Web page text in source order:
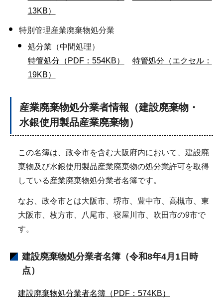
13KB）
特別管理産業廃棄物処分業
処分業（中間処理）
特管処分（PDF：554KB）
特管処分（エクセル：
19KB）
産業廃棄物処分業者情報（建設廃棄物・
水銀使用製品産業廃棄物）
この名簿は、政令市を含む大阪府内において、建設廃
棄物及び水銀使用製品産業廃棄物の処分業許可を取得
している産業廃棄物処分業者名簿です。
なお、政令市とは大阪市、堺市、豊中市、高槻市、東
大阪市、枚方市、八尾市、寝屋川市、吹田市の9市で
す。
建設廃棄物処分業者名簿（令和8年4月1日時
点）
建設廃棄物処分業者名簿（PDF：574KB）